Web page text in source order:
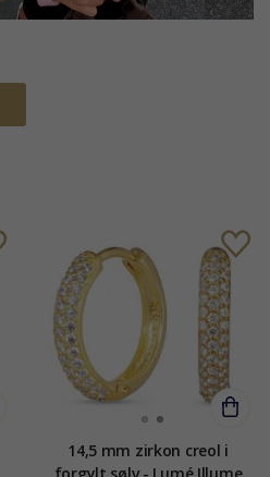
14,5 mm zirkon creol i
forgylt sølv - Lumé Illume